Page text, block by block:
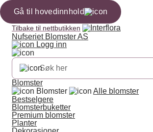
Gå til hovedinnhold
Tilbake til nettbutikken
Nufseriet Blomster AS
Logg inn
Blomster
Blomster
Alle blomster
Bestselgere
Blomsterbuketter
Premium blomster
Planter